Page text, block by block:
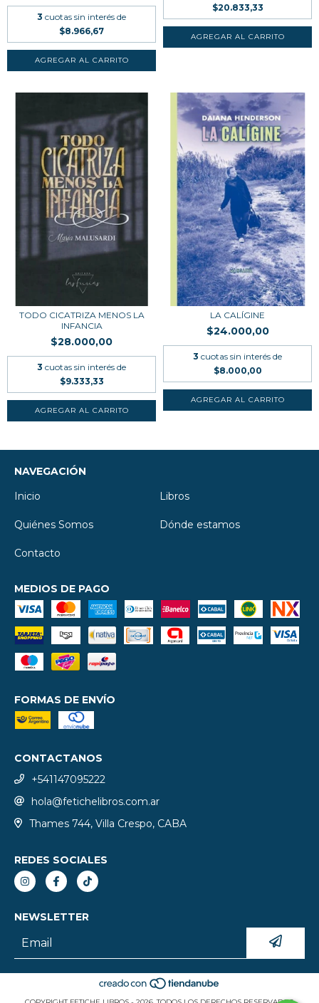
3 cuotas sin interés de
$8.966,67
$20.833,33
TODO CICATRIZA MENOS LA
INFANCIA
$28.000,00
3 cuotas sin interés de
$9.333,33
LA CALÍGINE
$24.000,00
3 cuotas sin interés de
$8.000,00
NAVEGACIÓN
Inicio
Libros
Quiénes Somos Dónde estamos
Contacto
MEDIOS DE PAGO
FORMAS DE ENVÍO
CONTACTANOS
+541147095222
hola@fetichelibros.com.ar
Thames 744, Villa Crespo, CABA
REDES SOCIALES
NEWSLETTER